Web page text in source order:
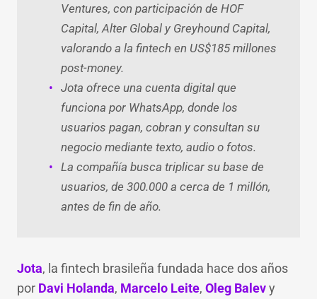
Ventures, con participación de HOF
Capital, Alter Global y Greyhound Capital,
valorando a la fintech en US$185 millones
post-money.
Jota ofrece una cuenta digital que
funciona por WhatsApp, donde los
usuarios pagan, cobran y consultan su
negocio mediante texto, audio o fotos.
La compañía busca triplicar su base de
usuarios, de 300.000 a cerca de 1 millón,
antes de fin de año.
Jota, la fintech brasileña fundada hace dos años
por Davi Holanda, Marcelo Leite, Oleg Balevy